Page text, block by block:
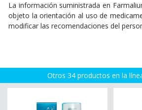
La información suministrada en
objeto la orientación al uso de
modificar las recomendaciones del
Otros 34 productos en la